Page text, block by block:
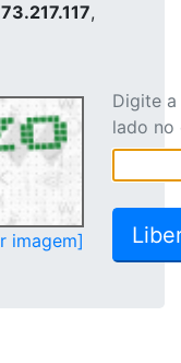
,
imagem]
Digite
lado no